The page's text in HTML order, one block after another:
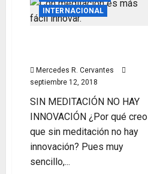
INTERNACIONAL
Mercedes R. Cervantes
septiembre 12, 2018
SIN MEDITACIÓN NO HAY
INNOVACIÓN ¿Por qué creo
que sin meditación no hay
innovación? Pues muy
sencillo,...